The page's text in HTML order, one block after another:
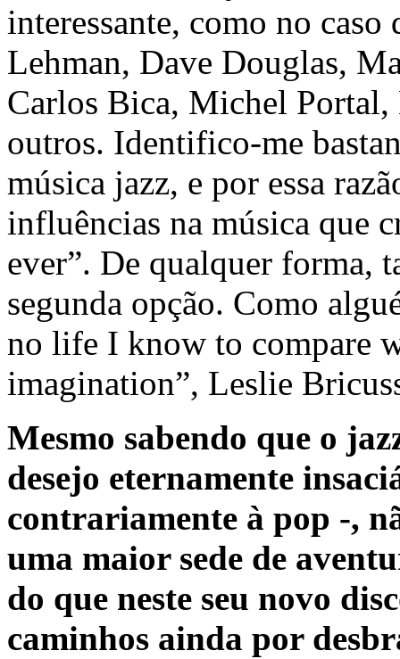
interessante, como no
Lehman, Dave Douglas,
Carlos Bica, Michel
outros. Identifico-me
música jazz, e por essa
influências na música que
ever”. De qualquer forma,
segunda opção. Como
no life I know to compare
imagination”, Leslie
Mesmo sabendo que o
desejo eternamente
contrariamente à pop -,
uma maior sede de
do que neste seu novo
caminhos ainda por